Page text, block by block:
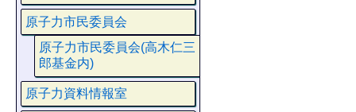
原子力市民委員会
原子力市民委員会(高木仁三
郎基金内)
原子力資料情報室